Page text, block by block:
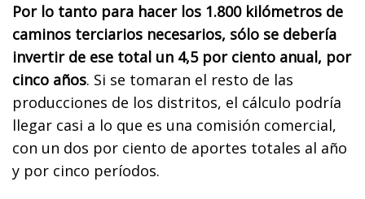
Por lo tanto para hacer los 1.800 kilómetros de
caminos terciarios necesarios, sólo se debería
invertir de ese total un 4,5 por ciento anual, por
cinco años. Si se tomaran el resto de las
producciones de los distritos, el cálculo podría
llegar casi a lo que es una comisión comercial,
con un dos por ciento de aportes totales al año
y por cinco períodos.